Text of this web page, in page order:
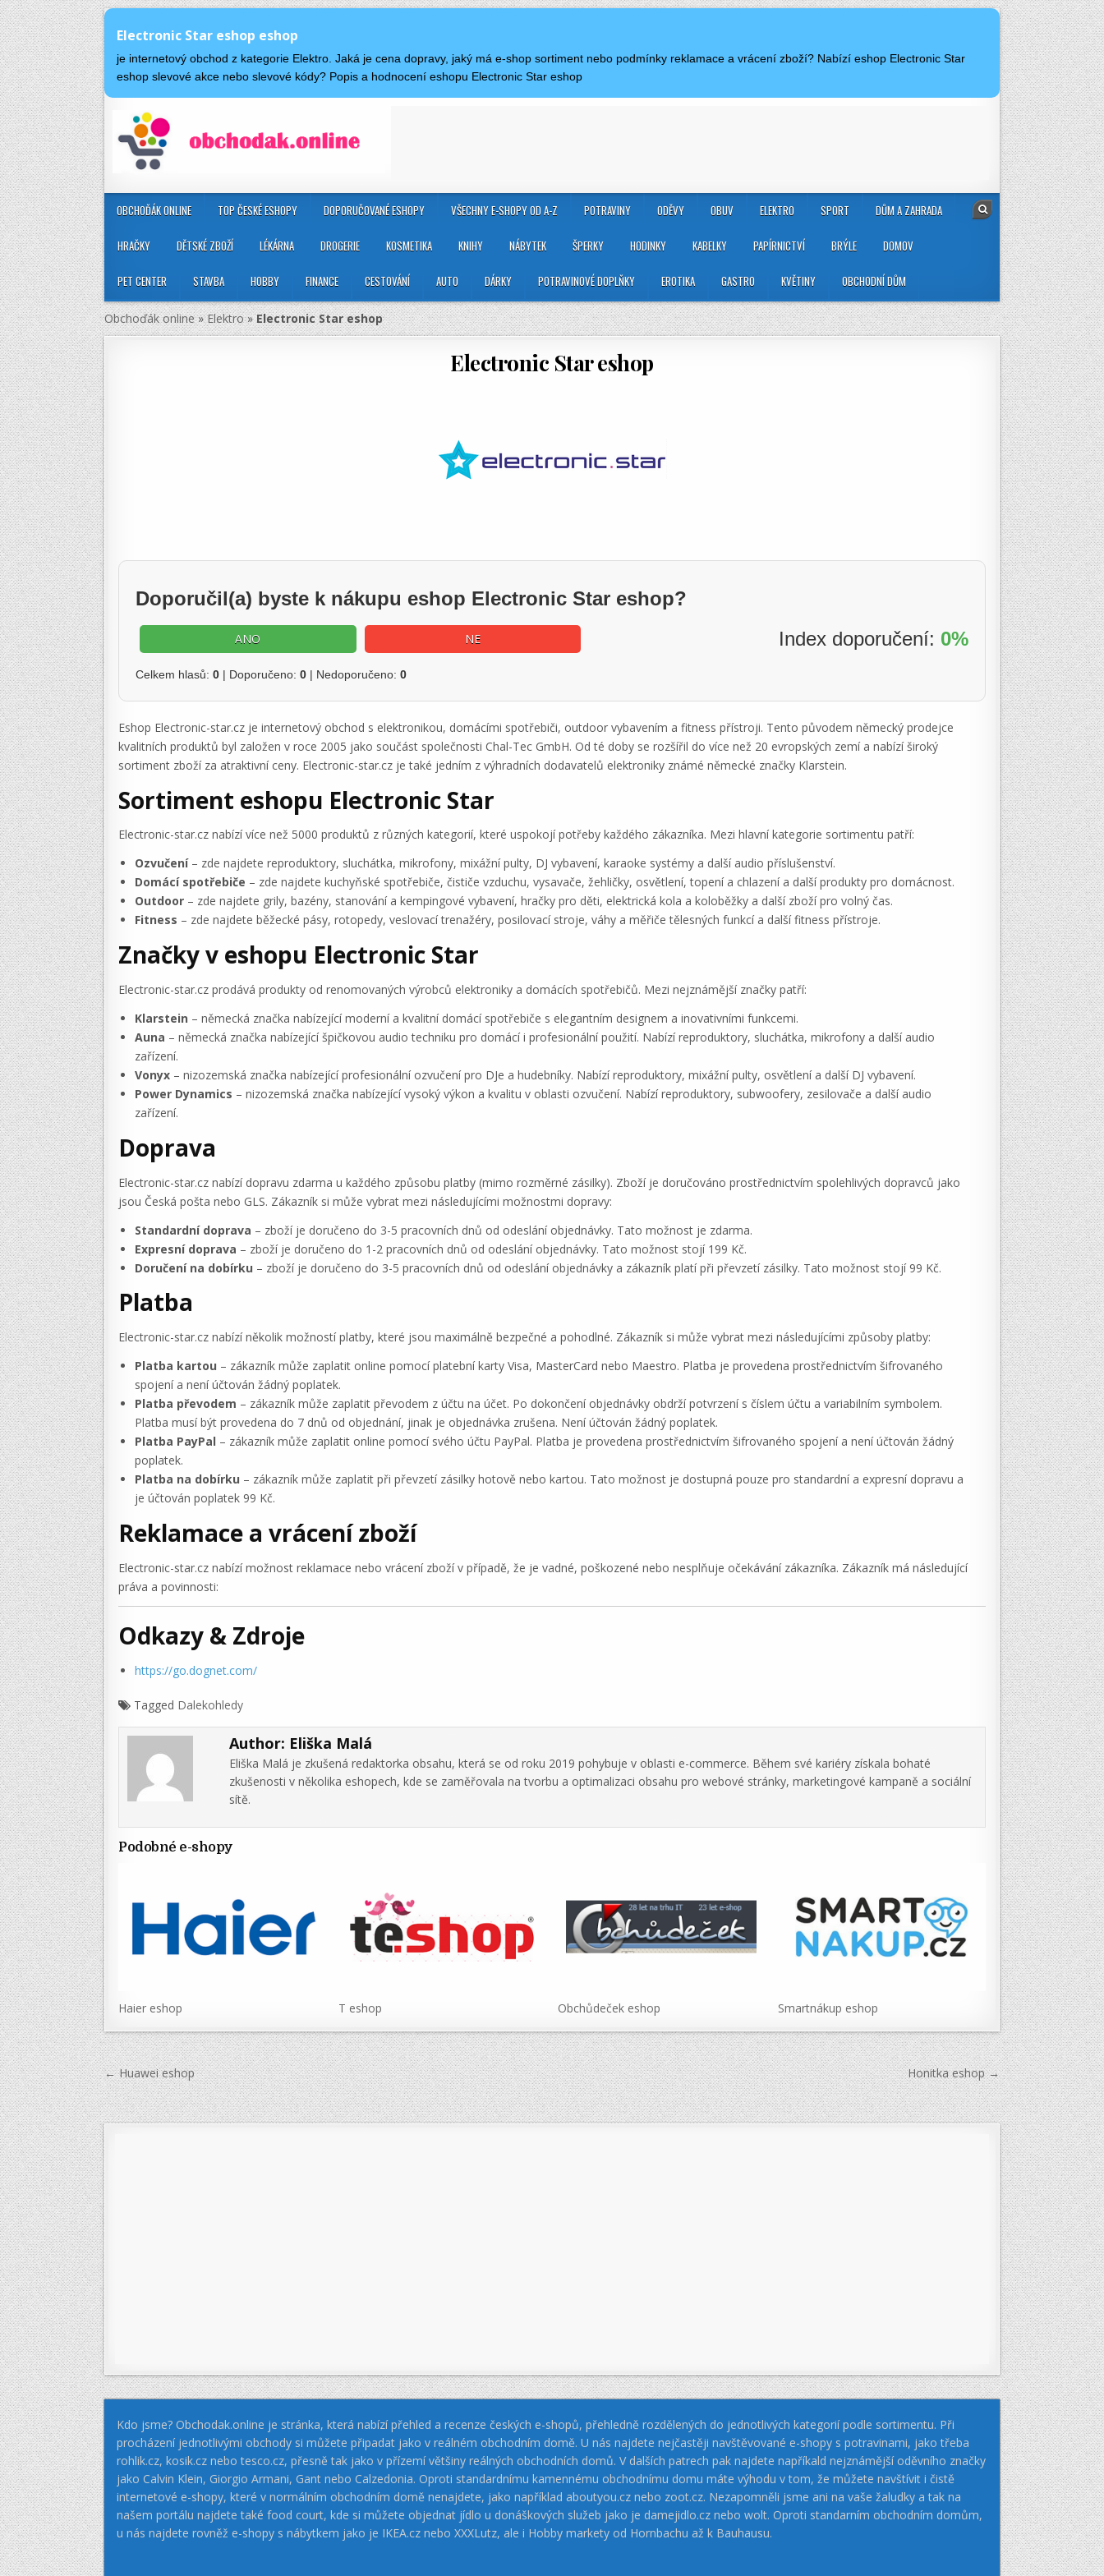
Electronic Star eshop eshop
je internetový obchod z kategorie Elektro. Jaká je cena dopravy, jaký má e-shop sortiment nebo podmínky reklamace a vrácení zboží? Nabízí eshop Electronic Star
eshop slevové akce nebo slevové kódy? Popis a hodnocení eshopu Electronic Star eshop
OBCHOĎÁK ONLINE TOP ČESKÉ ESHOPY DOPORUČOVANÉ ESHOPY VŠECHNY E-SHOPY OD A-Z POTRAVINY ODĚVY OBUV ELEKTRO SPORT DŮM A ZAHRADA
HRAČKY DĚTSKÉ ZBOŽÍ LÉKÁRNA DROGERIE KOSMETIKA KNIHY NÁBYTEK ŠPERKY HODINKY KABELKY PAPÍRNICTVÍ BRÝLE DOMOV
PET CENTER STAVBA HOBBY FINANCE CESTOVÁNÍ AUTO DÁRKY POTRAVINOVÉ DOPLŇKY EROTIKA GASTRO KVĚTINY OBCHODNÍ DŮM
Obchoďák online»Elektro»Electronic Star eshop
Electronic Star eshop
Doporučil(a) byste k nákupu eshop Electronic Star eshop?
ANO NE Index doporučení: 0%
Celkem hlasů: 0 | Doporučeno: 0 | Nedoporučeno: 0
Eshop Electronic-star.cz je internetový obchod s elektronikou, domácími spotřebiči, outdoor vybavením a fitness přístroji. Tento původem německý prodejce
kvalitních produktů byl založen v roce 2005 jako součást společnosti Chal-Tec GmbH. Od té doby se rozšířil do více než 20 evropských zemí a nabízí široký
sortiment zboží za atraktivní ceny. Electronic-star.cz je také jedním z výhradních dodavatelů elektroniky známé německé značky Klarstein.
Sortiment eshopu Electronic Star
Electronic-star.cz nabízí více než 5000 produktů z různých kategorií, které uspokojí potřeby každého zákazníka. Mezi hlavní kategorie sortimentu patří:
Ozvučení– zde najdete reproduktory, sluchátka, mikrofony, mixážní pulty, DJ vybavení, karaoke systémy a další audio příslušenství.
Domácí spotřebiče – zde najdete kuchyňské spotřebiče, čističe vzduchu, vysavače, žehličky, osvětlení, topení a chlazení a další produkty pro domácnost.
Outdoor – zde najdete grily, bazény, stanování a kempingové vybavení, hračky pro děti, elektrická kola a koloběžky a další zboží pro volný čas.
Fitness – zde najdete běžecké pásy, rotopedy, veslovací trenažéry, posilovací stroje, váhy a měřiče tělesných funkcí a další fitness přístroje.
Značky v eshopu Electronic Star
Electronic-star.cz prodává produkty od renomovaných výrobců elektroniky a domácích spotřebičů. Mezi nejznámější značky patří:
Klarstein – německá značka nabízející moderní a kvalitní domácí spotřebiče s elegantním designem a inovativními funkcemi.
Auna – německá značka nabízející špičkovou audio techniku pro domácí i profesionální použití. Nabízí reproduktory, sluchátka, mikrofony a další audio
zařízení.
Vonyx – nizozemská značka nabízející profesionální ozvučení pro DJe a hudebníky. Nabízí reproduktory, mixážní pulty, osvětlení a další DJ vybavení.
Power Dynamics – nizozemská značka nabízející vysoký výkon a kvalitu v oblasti ozvučení. Nabízí reproduktory, subwoofery, zesilovače a další audio
zařízení.
Doprava
Electronic-star.cz nabízí dopravu zdarma u každého způsobu platby (mimo rozměrné zásilky). Zboží je doručováno prostřednictvím spolehlivých dopravců jako
jsou Česká pošta nebo GLS. Zákazník si může vybrat mezi následujícími možnostmi dopravy:
Standardní doprava – zboží je doručeno do 3-5 pracovních dnů od odeslání objednávky. Tato možnost je zdarma.
Expresní doprava – zboží je doručeno do 1-2 pracovních dnů od odeslání objednávky. Tato možnost stojí 199 Kč.
Doručení na dobírku – zboží je doručeno do 3-5 pracovních dnů od odeslání objednávky a zákazník platí při převzetí zásilky. Tato možnost stojí 99 Kč.
Platba
Electronic-star.cz nabízí několik možností platby, které jsou maximálně bezpečné a pohodlné. Zákazník si může vybrat mezi následujícími způsoby platby:
Platba kartou – zákazník může zaplatit online pomocí platební karty Visa, MasterCard nebo Maestro. Platba je provedena prostřednictvím šifrovaného
spojení a není účtován žádný poplatek.
Platba převodem – zákazník může zaplatit převodem z účtu na účet. Po dokončení objednávky obdrží potvrzení s číslem účtu a variabilním symbolem.
Platba musí být provedena do 7 dnů od objednání, jinak je objednávka zrušena. Není účtován žádný poplatek.
Platba PayPal – zákazník může zaplatit online pomocí svého účtu PayPal. Platba je provedena prostřednictvím šifrovaného spojení a není účtován žádný
poplatek.
Platba na dobírku – zákazník může zaplatit při převzetí zásilky hotově nebo kartou. Tato možnost je dostupná pouze pro standardní a expresní dopravu a
je účtován poplatek 99 Kč.
Reklamace a vrácení zboží
Electronic-star.cz nabízí možnost reklamace nebo vrácení zboží v případě, že je vadné, poškozené nebo nesplňuje očekávání zákazníka. Zákazník má následující
práva a povinnosti:
Odkazy & Zdroje
https://go.dognet.com/
Tagged Dalekohledy
Author: Eliška Malá
Eliška Malá je zkušená redaktorka obsahu, která se od roku 2019 pohybuje v oblasti e-commerce. Během své kariéry získala bohaté
zkušenosti v několika eshopech, kde se zaměřovala na tvorbu a optimalizaci obsahu pro webové stránky, marketingové kampaně a sociální
sítě.
Podobné e-shopy
Haier eshop T eshop Obchůdeček eshop Smartnákup eshop
Navigace
pro
příspěvek
← Huawei eshop Honitka eshop →
Kdo jsme? Obchodak.online je stránka, která nabízí přehled a recenze českých e-shopů, přehledně rozdělených do jednotlivých kategorií podle sortimentu. Při
procházení jednotlivými obchody si můžete připadat jako v reálném obchodním domě. U nás najdete nejčastěji navštěvované e-shopy s potravinami, jako třeba
rohlik.cz, kosik.cz nebo tesco.cz, přesně tak jako v přízemí většiny reálných obchodních domů. V dalších patrech pak najdete napříkald nejznámější oděvního značky
jako Calvin Klein, Giorgio Armani, Gant nebo Calzedonia. Oproti standardnímu kamennému obchodnímu domu máte výhodu v tom, že můžete navštívit i čistě
internetové e-shopy, které v normálním obchodním domě nenajdete, jako například aboutyou.cz nebo zoot.cz. Nezapomněli jsme ani na vaše žaludky a tak na
našem portálu najdete také food court, kde si můžete objednat jídlo u donáškových služeb jako je damejidlo.cz nebo wolt. Oproti standarním obchodním domům,
u nás najdete rovněž e-shopy s nábytkem jako je IKEA.cz nebo XXXLutz, ale i Hobby markety od Hornbachu až k Bauhausu.